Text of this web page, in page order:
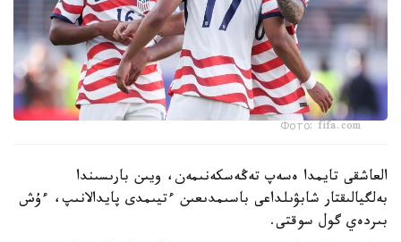
Фото: fifa.com
العاشقى تايمدا ەسەپ تەڭەسكەنىمەن، ويىن بارىسىندا
بەلگيالىقتار شابۋىلداعى باسىمدىعىن ءتيىمدى پايدالانىپ، ءۇش
بىردەي گول سوقتى.